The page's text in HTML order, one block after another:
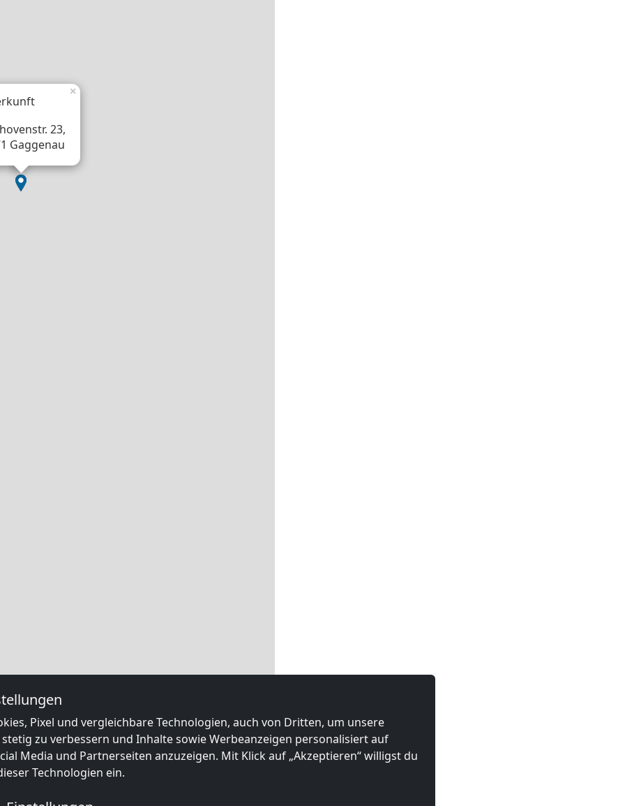
23,
Gaggenau
×
Pixel und vergleichbare Technologien, auch von Dritten, um unsere
zu verbessern und Inhalte sowie Werbeanzeigen personalisiert auf
Media und Partnerseiten anzuzeigen. Mit Klick auf „Akzeptieren“ willigst du
Technologien ein.